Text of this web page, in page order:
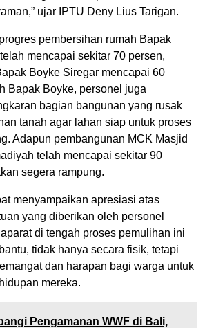
ujar IPTU Deny Lius Tarigan.
pembersihan rumah Bapak
mencapai sekitar 70 persen,
Boyke Siregar mencapai 60
Bapak Boyke, personel juga
bagian bangunan yang rusak
tanah agar lahan siap untuk proses
Adapun pembangunan MCK Masjid
telah mencapai sekitar 90
segera rampung.
menyampaikan apresiasi atas
yang diberikan oleh personel
di tengah proses pemulihan ini
tidak hanya secara fisik, tetapi
dan harapan bagi warga untuk
mereka.
Pengamanan WWF di Bali,